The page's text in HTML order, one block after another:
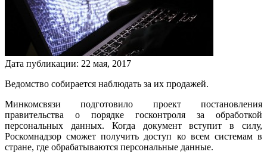
Дата публикации: 22 мая, 2017
Ведомство собирается наблюдать за их продажей.
Минкомсвязи подготовило проект постановления
правительства о порядке госконтроля за обработкой
персональных данных. Когда документ вступит в силу,
Роскомнадзор сможет получить доступ ко всем системам в
стране, где обрабатываются персональные данные.